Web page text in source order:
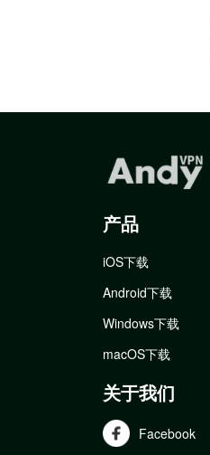
产品
iOS下载
Android下载
Windows下载
macOS下载
关于我们
Facebook